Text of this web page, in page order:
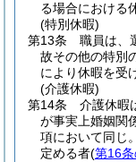
る場合における
(特別休暇)
第13条
職員は、
故その他の特別
により休暇を受
(介護休暇)
第14条
介護休暇
が事実上婚姻関
項において同じ
定める者(第16